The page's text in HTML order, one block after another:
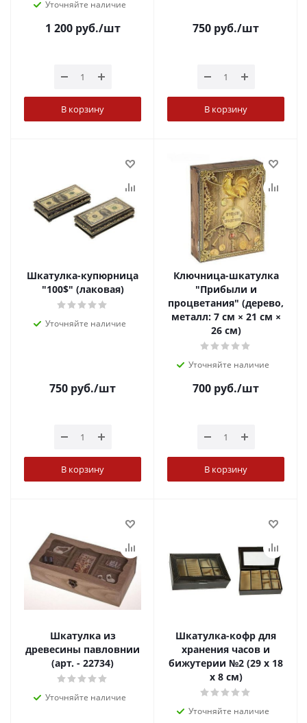
Уточняйте наличие
1 200руб./шт
В корзину
750 руб./шт
В корзину
Шкатулка-купюрница
"100$" (лаковая)
Уточняйте наличие
750 руб./шт
В корзину
Ключница-шкатулка
"Прибыли и
процветания" (дерево,
металл: 7 см × 21 см ×
26 см)
Уточняйте наличие
700 руб./шт
В корзину
Шкатулка из
древесины павловнии
(арт. - 22734)
Уточняйте наличие
Шкатулка-кофр для
хранения часов и
бижутерии №2 (29 x 18
x 8 см)
Уточняйте наличие